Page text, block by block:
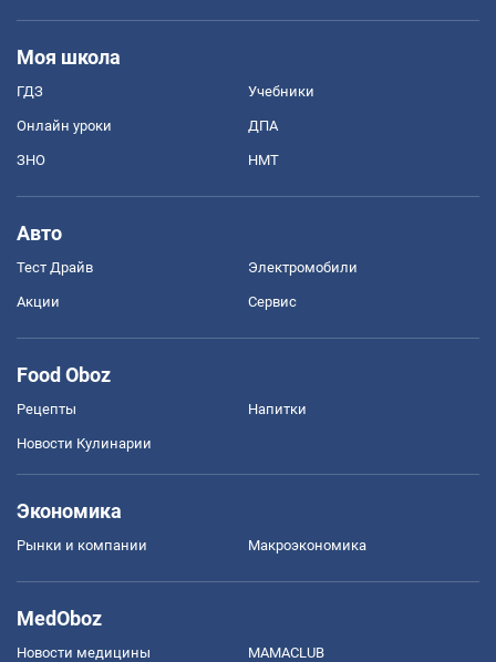
Моя школа
ГДЗ Учебники
Онлайн уроки ДПА
ЗНО НМТ
Авто
Тест Драйв Электромобили
Акции Сервис
Food Oboz
Рецепты Напитки
Новости Кулинарии
Экономика
Рынки и компании Mакроэкономика
MedOboz
Новости медицины MAMACLUB